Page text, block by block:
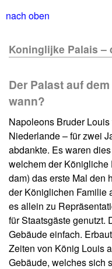
nach oben
Koninglijke Palais –
Der Palast auf
wann?
Napoleons Bruder
Niederlande – für zwei
abdankte. Es waren
welchem der
dam) das erste Mal den
der Königlichen Familie
es allein zu
für Staatsgäste genutzt.
Gebäude einfach.
Zeiten von König Louis
Gebäude, welches sich